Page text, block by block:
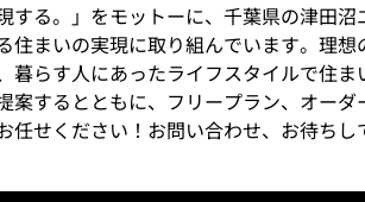
る。」をモットーに、千葉県の津田
まいの実現に取り組んでいます。理
らす人にあったライフスタイルで住
するとともに、フリープラン、オー
せください！お問い合わせ、お待ちし